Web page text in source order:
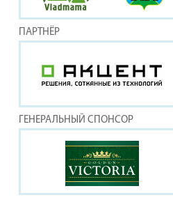
ПАРТНЁР
ГЕНЕРАЛЬНЫЙ СПОНСОР